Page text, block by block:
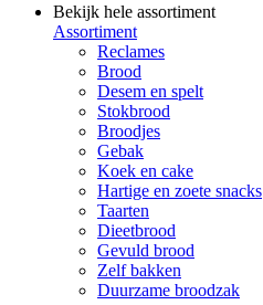
Bekijk hele assortiment
Assortiment
Reclames
Brood
Desem en spelt
Stokbrood
Broodjes
Gebak
Koek en cake
Hartige en zoete snacks
Taarten
Dieetbrood
Gevuld brood
Zelf bakken
Duurzame broodzak